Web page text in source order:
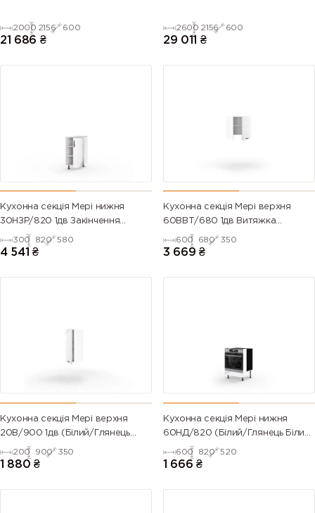
2000 2156 600
21 686 ₴
2600 2156 600
29 011 ₴
Кухонна секція Мері нижня
30НЗР/820 1дв Закінчення
Радіусне Pro Blum (Білий/
Глянець Білий 9003)
300 820 580
4 541 ₴
Кухонна секція Мері верхня
60ВВТ/680 1дв Витяжка
Телескоп Pro Blum Права
(Білий/Глянець Білий 9003)
600 680 350
3 669 ₴
Кухонна секція Мері верхня
20В/900 1дв (Білий/Глянець
Білий 9003)
200 900 350
1 880 ₴
Кухонна секція Мері нижня
60НД/820 (Білий/Глянець Білий
9003)
600 820 520
1 666 ₴